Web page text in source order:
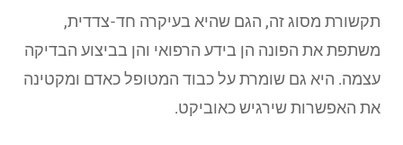
תקשורת מסוג זה, הגם שהיא בעיקרה חד-צדדית,
משתפת את הפונה הן בידע הרפואי והן בביצוע הבדיקה
עצמה. היא גם שומרת על כבוד המטופל כאדם ומקטינה
את האפשרות שירגיש כאוביקט.